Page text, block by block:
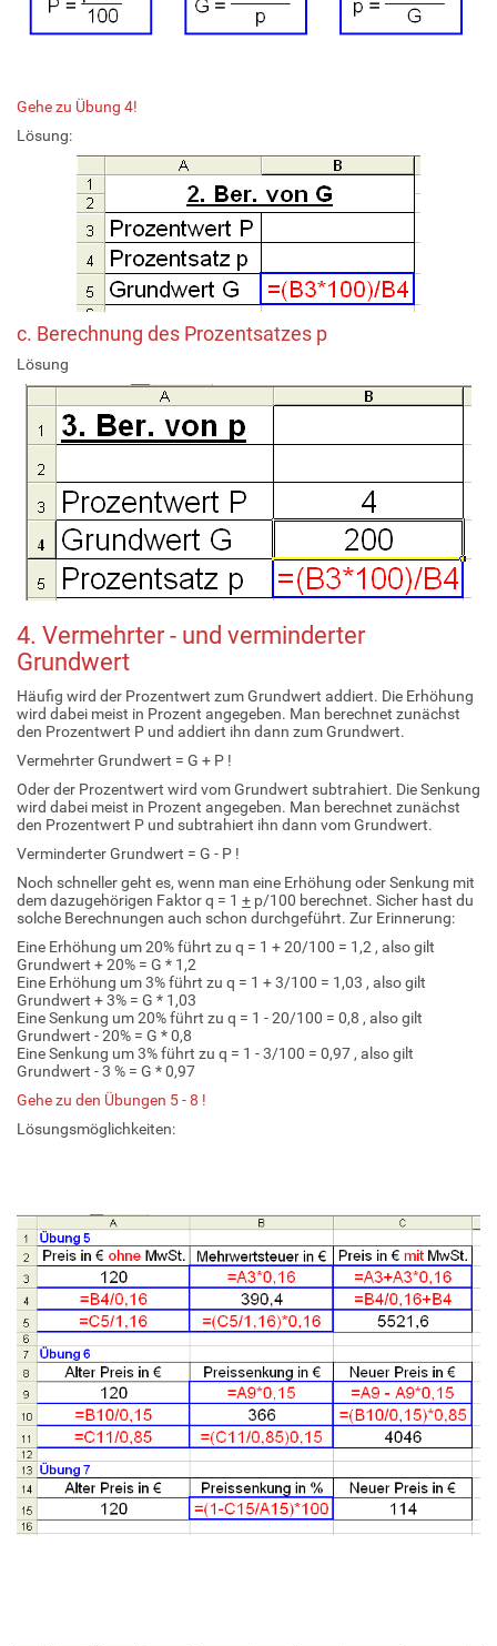
Gehe zu Übung 4!
Lösung:
c. Berechnung des Prozentsatzes p
Lösung
4. Vermehrter - und verminderter
Grundwert
Häufig wird der Prozentwert zum Grundwert addiert. Die Erhöhung
wird dabei meist in Prozent angegeben. Man berechnet zunächst
den Prozentwert P und addiert ihn dann zum Grundwert.
Vermehrter Grundwert = G + P !
Oder der Prozentwert wird vom Grundwert subtrahiert. Die Senkung
wird dabei meist in Prozent angegeben. Man berechnet zunächst
den Prozentwert P und subtrahiert ihn dann vom Grundwert.
Verminderter Grundwert = G - P !
Noch schneller geht es, wenn man eine Erhöhung oder Senkung mit
dem dazugehörigen Faktor q = 1 + p/100 berechnet. Sicher hast du
solche Berechnungen auch schon durchgeführt. Zur Erinnerung:
Eine Erhöhung um 20% führt zu q = 1 + 20/100 = 1,2 , also gilt
Grundwert + 20% = G * 1,2
Eine Erhöhung um 3% führt zu q = 1 + 3/100 = 1,03 , also gilt
Grundwert + 3% = G * 1,03
Eine Senkung um 20% führt zu q = 1 - 20/100 = 0,8 , also gilt
Grundwert - 20% = G * 0,8
Eine Senkung um 3% führt zu q = 1 - 3/100 = 0,97 , also gilt
Grundwert - 3 % = G * 0,97
Gehe zu den Übungen 5 - 8 !
Lösungsmöglichkeiten: